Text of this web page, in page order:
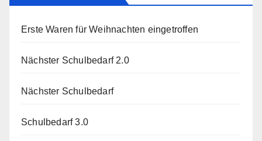
Erste Waren für Weihnachten eingetroffen
Nächster Schulbedarf 2.0
Nächster Schulbedarf
Schulbedarf 3.0